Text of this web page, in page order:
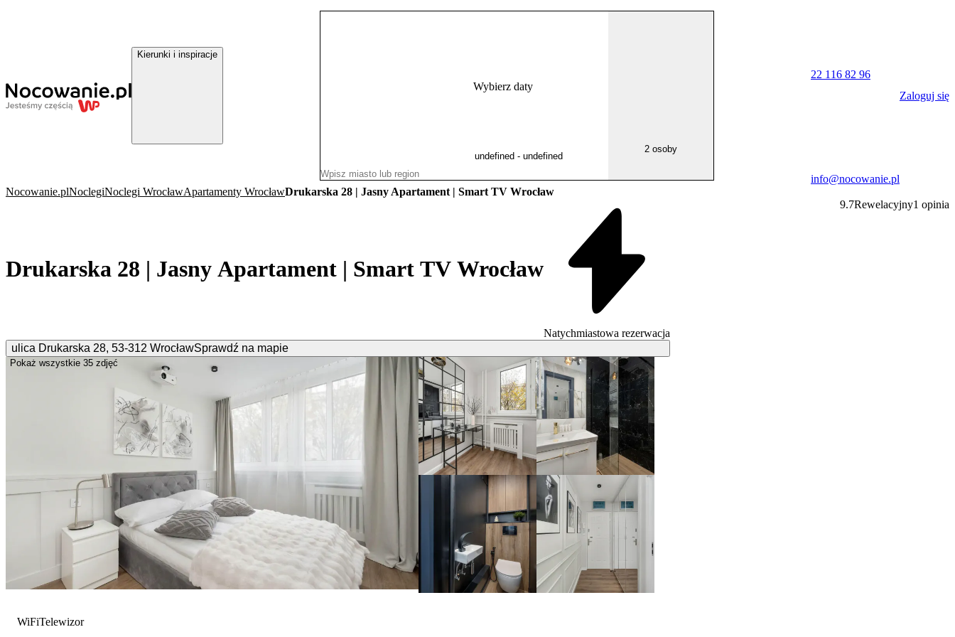
Kierunki i inspiracje
Wybierz daty
2 osoby
22 116 82 96
info@nocowanie.pl
Zaloguj się
Nocowanie.plNoclegiNoclegi WrocławApartamenty WrocławDrukarska 28 | Jasny Apartament | Smart TV Wrocław
Drukarska 28 | Jasny Apartament | Smart TV Wrocław
Natychmiastowa rezerwacja
ulica Drukarska 28, 53-312 WrocławSprawdź na mapie
9.7Rewelacyjny1 opinia
Pokaż wszystkie 35 zdjęć
WiFiTelewizor